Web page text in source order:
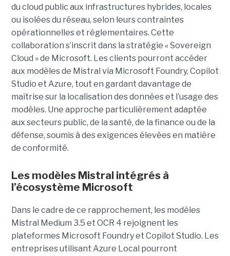
du cloud public aux infrastructures hybrides, locales
ou isolées du réseau, selon leurs contraintes
opérationnelles et réglementaires. Cette
collaboration s’inscrit dans la stratégie « Sovereign
Cloud » de Microsoft. Les clients pourront accéder
aux modèles de Mistral via Microsoft Foundry, Copilot
Studio et Azure, tout en gardant davantage de
maîtrise sur la localisation des données et l’usage des
modèles. Une approche particulièrement adaptée
aux secteurs public, de la santé, de la finance ou de la
défense, soumis à des exigences élevées en matière
de conformité.
Les modèles Mistral intégrés à
l’écosystème Microsoft
Dans le cadre de ce rapprochement, les modèles
Mistral Medium 3.5 et OCR 4 rejoignent les
plateformes Microsoft Foundry et Copilot Studio. Les
entreprises utilisant Azure Local pourront